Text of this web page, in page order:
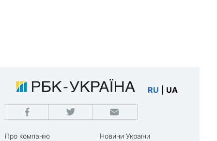
RU UA
Про компанію
Новини України